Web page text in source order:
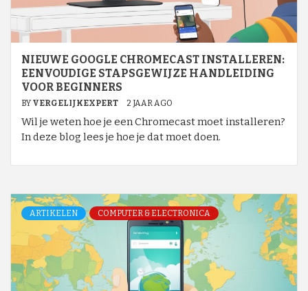
NIEUWE GOOGLE CHROMECAST INSTALLEREN:
EENVOUDIGE STAPSGEWIJZE HANDLEIDING
VOOR BEGINNERS
BY VERGELIJKEXPERT 2 JAAR AGO
Wil je weten hoe je een Chromecast moet installeren?
In deze blog lees je hoe je dat moet doen.
ARTIKELEN COMPUTER & ELECTRONICA